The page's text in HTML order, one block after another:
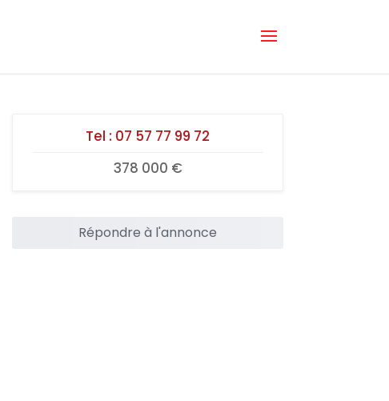
Tel : 07 57 77 99 72
378 000 €
Répondre à l'annonce